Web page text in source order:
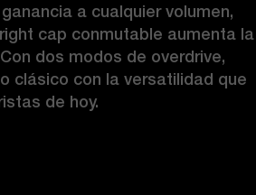
a cualquier volumen,
cap conmutable aumenta la
dos modos de overdrive,
clásico con la versatilidad que
de hoy.